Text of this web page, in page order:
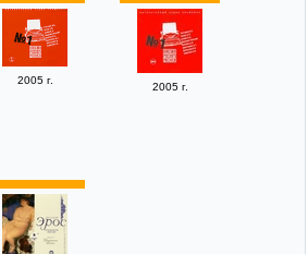
2005 г.
2005 г.